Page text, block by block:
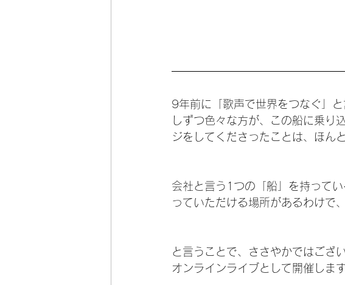
9年前に「歌声で世界をつなぐ」
しずつ色々な方が、この船に乗り
ジをしてくださったことは、ほん
会社と言う1つの「船」を持って
っていただける場所があるわけで
と言うことで、ささやかではござ
オンラインライブとして開催しま